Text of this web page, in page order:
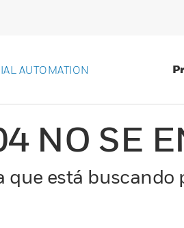
AUTOMATION
NO SE
que está buscando